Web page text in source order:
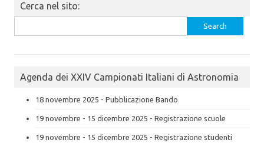
Cerca nel sito:
for:
Agenda dei XXIV Campionati Italiani di Astronomia
18 novembre 2025 - Pubblicazione Bando
19 novembre - 15 dicembre 2025 - Registrazione scuole
19 novembre - 15 dicembre 2025 - Registrazione studenti